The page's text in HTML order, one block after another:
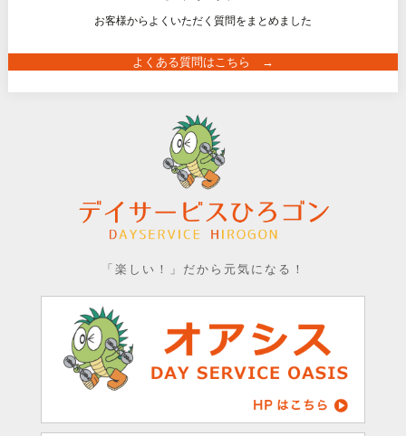
お客様からよくいただく質問をまとめました
よくある質問はこちら →
「楽しい！」だから元気になる！